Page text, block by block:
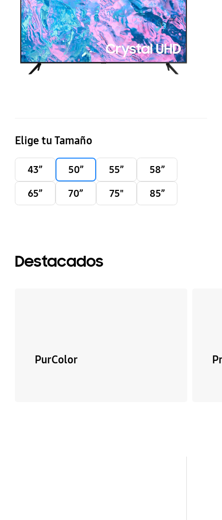
Elige tu Tamaño
43” 50” 55”
58”
65”
70” 75" 85”
Destacados
PurColor